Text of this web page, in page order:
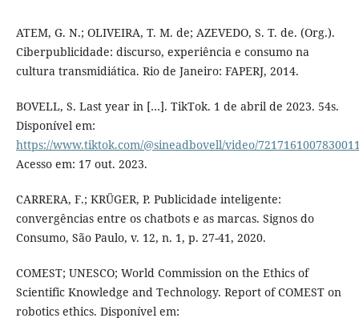
ATEM, G. N.; OLIVEIRA, T. M. de; AZEVEDO, S. T. de. (Org.).
Ciberpublicidade: discurso, experiência e consumo na
cultura transmidiática. Rio de Janeiro: FAPERJ, 2014.
BOVELL, S. Last year in […]. TikTok. 1 de abril de 2023. 54s.
Disponível em:
https://www.tiktok.com/@sineadbovell/video/
Acesso em: 17 out. 2023.
CARRERA, F.; KRÜGER, P. Publicidade inteligente:
convergências entre os chatbots e as marcas. Signos do
Consumo, São Paulo, v. 12, n. 1, p. 27-41, 2020.
COMEST; UNESCO; World Commission on the Ethics of
Scientific Knowledge and Technology. Report of COMEST on
robotics ethics. Disponível em: